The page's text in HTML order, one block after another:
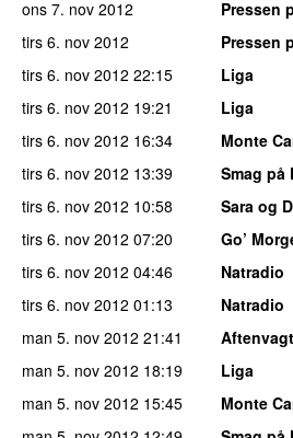
ons 7. nov 2012
Pressen
tirs 6. nov 2012
Pressen
tirs 6. nov 2012 22:15
Liga
tirs 6. nov 2012 19:21
Liga
tirs 6. nov 2012 16:34
Monte
tirs 6. nov 2012 13:39
Smag på
tirs 6. nov 2012 10:58
Sara og
tirs 6. nov 2012 07:20
Go’
tirs 6. nov 2012 04:46
Natradio
tirs 6. nov 2012 01:13
Natradio
man 5. nov 2012 21:41
man 5. nov 2012 18:19
Liga
man 5. nov 2012 15:45
Monte